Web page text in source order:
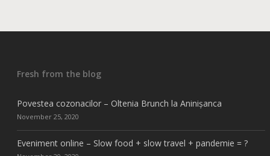
Fresh from the blog
Povestea cozonacilor – Oltenia Brunch la Aninișanca
November 25, 2020
Eveniment online – Slow food + slow travel + pandemie = ?